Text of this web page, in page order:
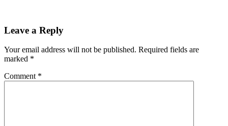
Leave a Reply
Your email address will not be published. Required fields are
marked *
Comment *